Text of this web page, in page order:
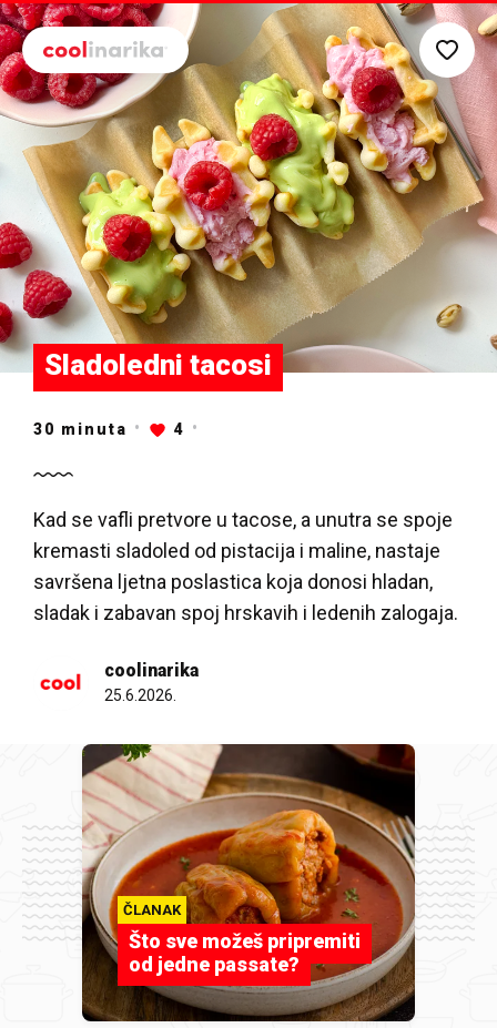
Preskoči na glavni sadržaj
Sladoledni tacosi
30 minuta 4
Kad se vafli pretvore u tacose, a unutra se spoje
kremasti sladoled od pistacija i maline, nastaje
savršena ljetna poslastica koja donosi hladan,
sladak i zabavan spoj hrskavih i ledenih zalogaja.
coolinarika
25.6.2026.
ČLANAK
Što sve možeš pripremiti
od jedne passate?